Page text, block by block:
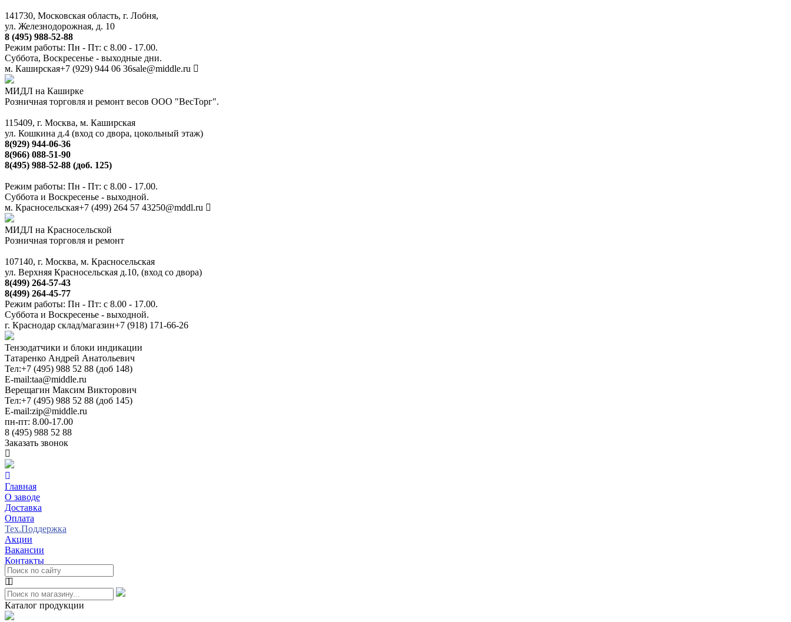
141730, Московская область, г. Лобня,
ул. Железнодорожная, д. 10
8 (495) 988-52-88
Режим работы: Пн - Пт: с 8.00 - 17.00.
Суббота, Воскресенье - выходные дни.
м. Каширская+7 (929) 944 06 36sale@middle.ru
МИДЛ на Каширке
Розничная торговля и ремонт весов ООО "ВесТорг".
115409, г. Москва, м. Каширская
ул. Кошкина д.4 (вход со двора, цокольный этаж)
8(929) 944-06-36
8(966) 088-51-90
8(495) 988-52-88 (доб. 125)
Режим работы: Пн - Пт: с 8.00 - 17.00.
Суббота и Воскресенье - выходной.
м. Красносельская+7 (499) 264 57 43250@mddl.ru
МИДЛ на Красносельской
Розничная торговля и ремонт
107140, г. Москва, м. Красносельская
ул. Верхняя Красносельская д.10, (вход со двора)
8(499) 264-57-43
8(499) 264-45-77
Режим работы: Пн - Пт: с 8.00 - 17.00.
Суббота и Воскресенье - выходной.
г. Краснодар склад/магазин+7 (918) 171-66-26
Тензодатчики и блоки индикации
Татаренко Андрей Анатольевич
Тел:+7 (495) 988 52 88 (доб 148)
E-mail:taa@middle.ru
Верещагин Максим Викторович
Тел:+7 (495) 988 52 88 (доб 145)
E-mail:zip@middle.ru
пн-пт: 8.00-17.00
8 (495) 988 52 88
Заказать звонок
Главная
О заводе
Доставка
Оплата
Тех.Поддержка
Акции
Вакансии
Контакты
Каталог продукции